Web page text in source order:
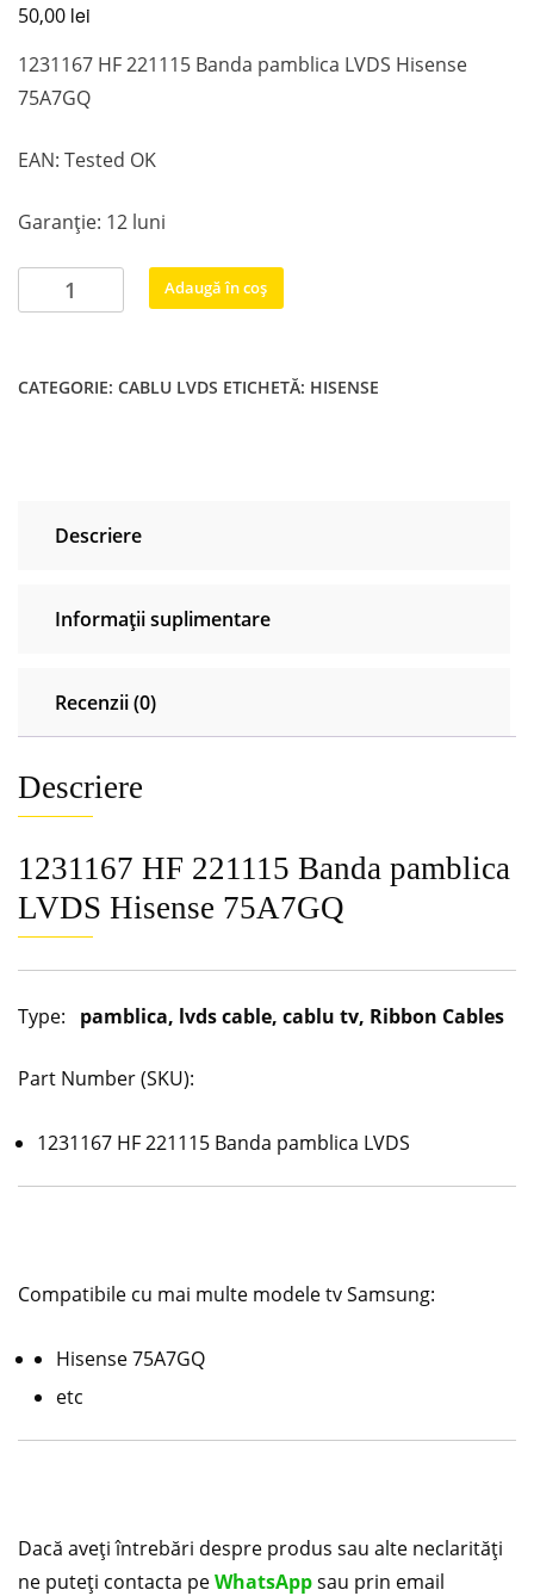
50,00 lei
1231167 HF 221115 Banda pamblica LVDS Hisense
75A7GQ
EAN: Tested OK
Garanție: 12 luni
Cantitate
1231167
Banda
Adaugă în coș
CATEGORIE: CABLU LVDS ETICHETĂ: HISENSE
Descriere
Informații suplimentare
Recenzii (0)
Descriere
1231167 HF 221115 Banda pamblica
LVDS Hisense 75A7GQ
Type: pamblica, lvds cable, cablu tv, Ribbon Cables
Part Number (SKU):
1231167 HF 221115 Banda pamblica LVDS
Compatibile cu mai multe modele tv Samsung:
Hisense 75A7GQ
etc
Dacă aveți întrebări despre produs sau alte neclarități
ne puteți contacta peWhatsAppsau prin email